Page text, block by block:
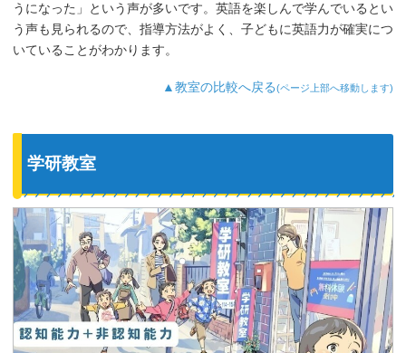
うになった」という声が多いです。英語を楽しんで学んでいるとい
う声も見られるので、指導方法がよく、子どもに英語力が確実につ
いていることがわかります。
▲教室の比較へ戻る(ページ上部へ移動します)
学研教室